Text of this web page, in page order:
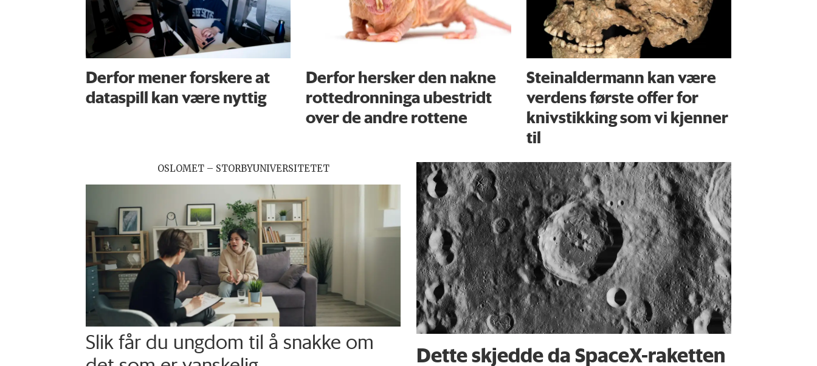
Derfor mener forskere at
dataspill kan være nyttig
Derfor hersker den nakne
rottedronninga ubestridt
over de andre rottene
Steinaldermann kan være
verdens første offer for
knivstikking som vi kjenner
til
OSLOMET – STORBYUNIVERSITETET
Slik får du ungdom til å snakke om
Dette skjedde da SpaceX-raketten